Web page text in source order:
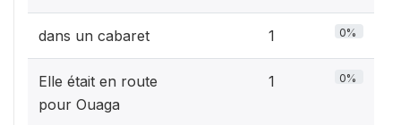
dans un cabaret 1 0%
Elle était en route
pour Ouaga
1 0%